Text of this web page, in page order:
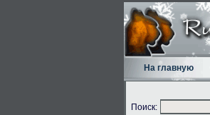
На главную
Поиск: